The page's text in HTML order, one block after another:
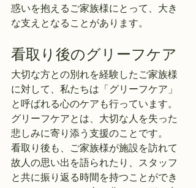
惑いを抱えるご家族様にとって、大き
な支えとなることがあります。
看取り後のグリーフケア
大切な方との別れを経験したご家族様
に対して、私たちは「グリーフケア」
と呼ばれる心のケアも行っています。
グリーフケアとは、大切な人を失った
悲しみに寄り添う支援のことです。
看取り後も、ご家族様が施設を訪れて
故人の思い出を語られたり、スタッフ
と共に振り返る時間を持つことができ